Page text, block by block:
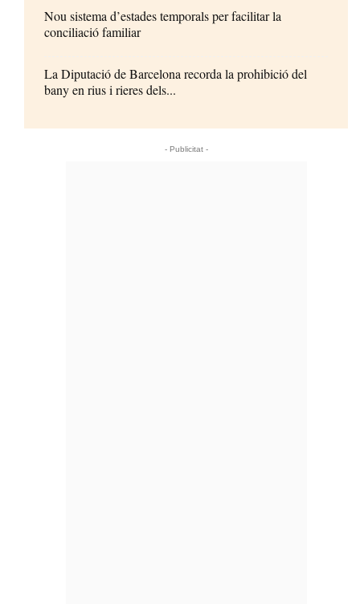
Nou sistema d’estades temporals per facilitar la
conciliació familiar
La Diputació de Barcelona recorda la prohibició del
bany en rius i rieres dels...
- Publicitat -